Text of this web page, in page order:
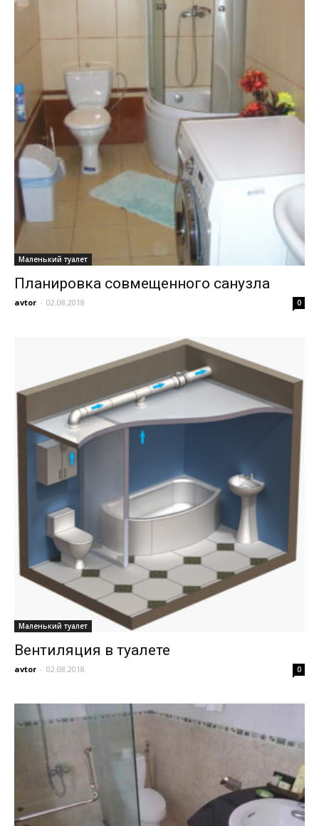
Маленький туалет
Планировка совмещенного санузла
avtor - 02.08.2018 0
Маленький туалет
Вентиляция в туалете
avtor - 02.08.2018 0